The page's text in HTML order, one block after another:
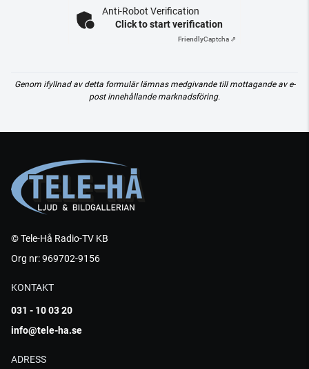
Anti-Robot Verification
Click to start verification
FriendlyCaptcha ⇗
Genom ifyllnad av detta formulär lämnas medgivande till mottagande av e-
post innehållande marknadsföring.
© Tele-Hå Radio-TV KB
Org nr: 969702-9156
KONTAKT
031 - 10 03 20
info@tele-ha.se
ADRESS